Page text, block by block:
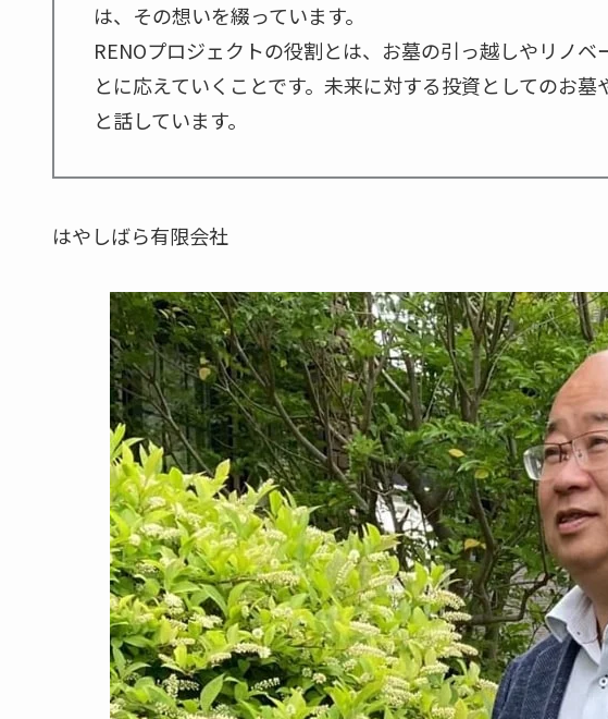
は、その想いを綴っています。
RENOプロジェクトの役割とは、お墓の引っ越しやリノ
とに応えていくことです。未来に対する投資としてのお
と話しています。
はやしばら有限会社